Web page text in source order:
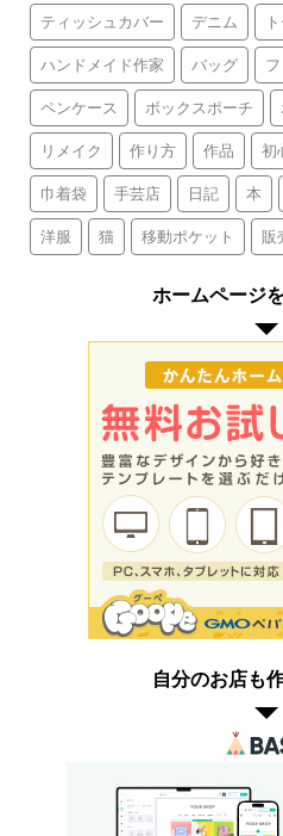
ティッシュカバー デニム
ハンドメイド作家 バッグ
ペンケース ボックスポーチ
リメイク 作り方 作品 初
巾着袋 手芸店 日記 本
洋服 猫 移動ポケット 販
ホームページ
自分のお店も